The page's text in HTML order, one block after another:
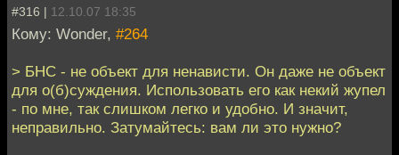
#316 | 12.10.07 18:35
Кому: Wonder, #264
> БНС - не объект для ненависти. Он даже не объект
для о(б)суждения. Использовать его как некий жупел
- по мне, так слишком легко и удобно. И значит,
неправильно. Затумайтесь: вам ли это нужно?